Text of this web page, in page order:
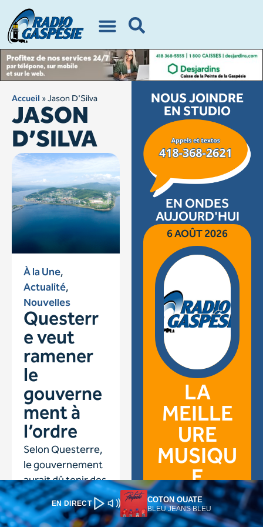
EN DIRECT COTON OUATE
BLEU JEANS BLEU